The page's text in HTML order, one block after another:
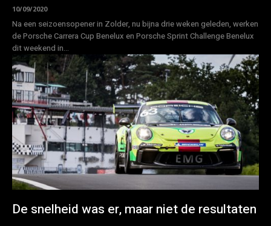
10/09/2020
Na een seizoensopener in Zolder, nu bijna drie weken geleden, werken
de Porsche Carrera Cup Benelux en Porsche Sprint Challenge Benelux
dit weekend in...
De snelheid was er, maar niet de resultaten